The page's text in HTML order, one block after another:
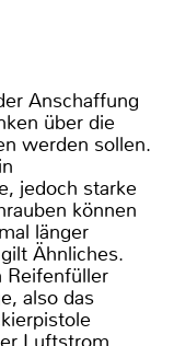
Anschaffung
über die
werden sollen.
jedoch starke
können
länger
Ähnliches.
Reifenfüller
also das